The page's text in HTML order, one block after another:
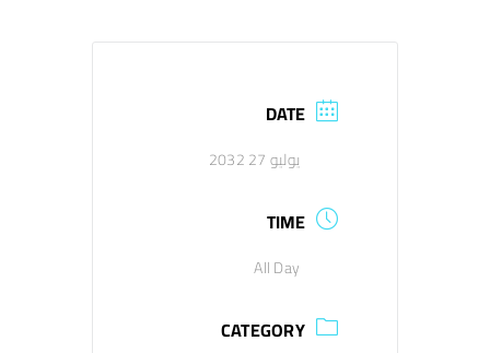
DATE
يوليو 27 2032
TIME
All Day
CATEGORY